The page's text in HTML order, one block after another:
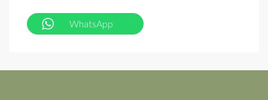
WhatsApp